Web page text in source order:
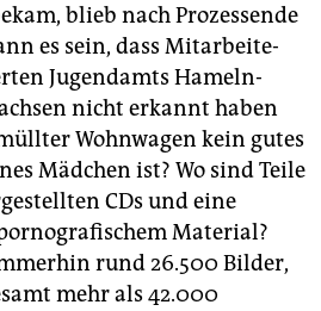
blieb nach Prozessende
es sein, dass Mit­ar­bei­te­
Jugendamts Hameln-
nicht erkannt haben
Wohnwagen kein gutes
Mädchen ist? Wo sind Teile
CDs und eine
Material?
rund 26.500 Bilder,
mehr als 42.000